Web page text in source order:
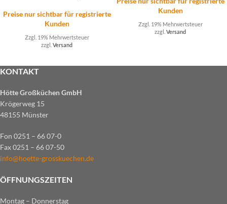
Preise nur sichtbar für registrierte
Kunden
Zzgl. 19% Mehrwertsteuer
zzgl. Versand
Kunden
Zzgl. 19% Mehrwertsteuer
zzgl. Versand
KONTAKT
Hötte Großküchen GmbH
Krögerweg 15
48155 Münster
Fon 0251 – 66 07-0
Fax 0251 – 66 07-50
info@hoette-grosskuechen.de
ÖFFNUNGSZEITEN
Montag – Donnerstag